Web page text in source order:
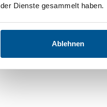
der Dienste gesammelt haben.
Ablehnen